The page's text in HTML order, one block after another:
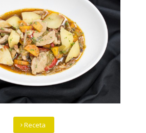
Receta